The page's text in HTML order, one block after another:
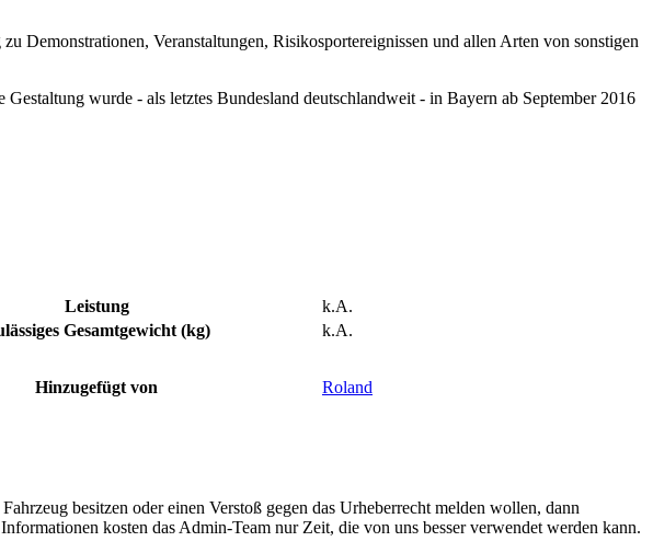
Demonstrationen, Veranstaltungen, Risikosportereignissen und allen Arten von sonstigen
wurde - als letztes Bundesland deutschlandweit - in Bayern ab September 2016
Leistung
k.A.
Gesamtgewicht (kg)
k.A.
Hinzugefügt von
Roland
besitzen oder einen Verstoß gegen das Urheberrecht melden wollen, dann
kosten das Admin-Team nur Zeit, die von uns besser verwendet werden kann.